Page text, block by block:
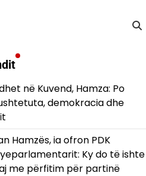
në Kuvend, Hamza: Po
demokracia dhe
Hamzës, ia ofron PDK
Ky do të ishte
me përfitim për partinë